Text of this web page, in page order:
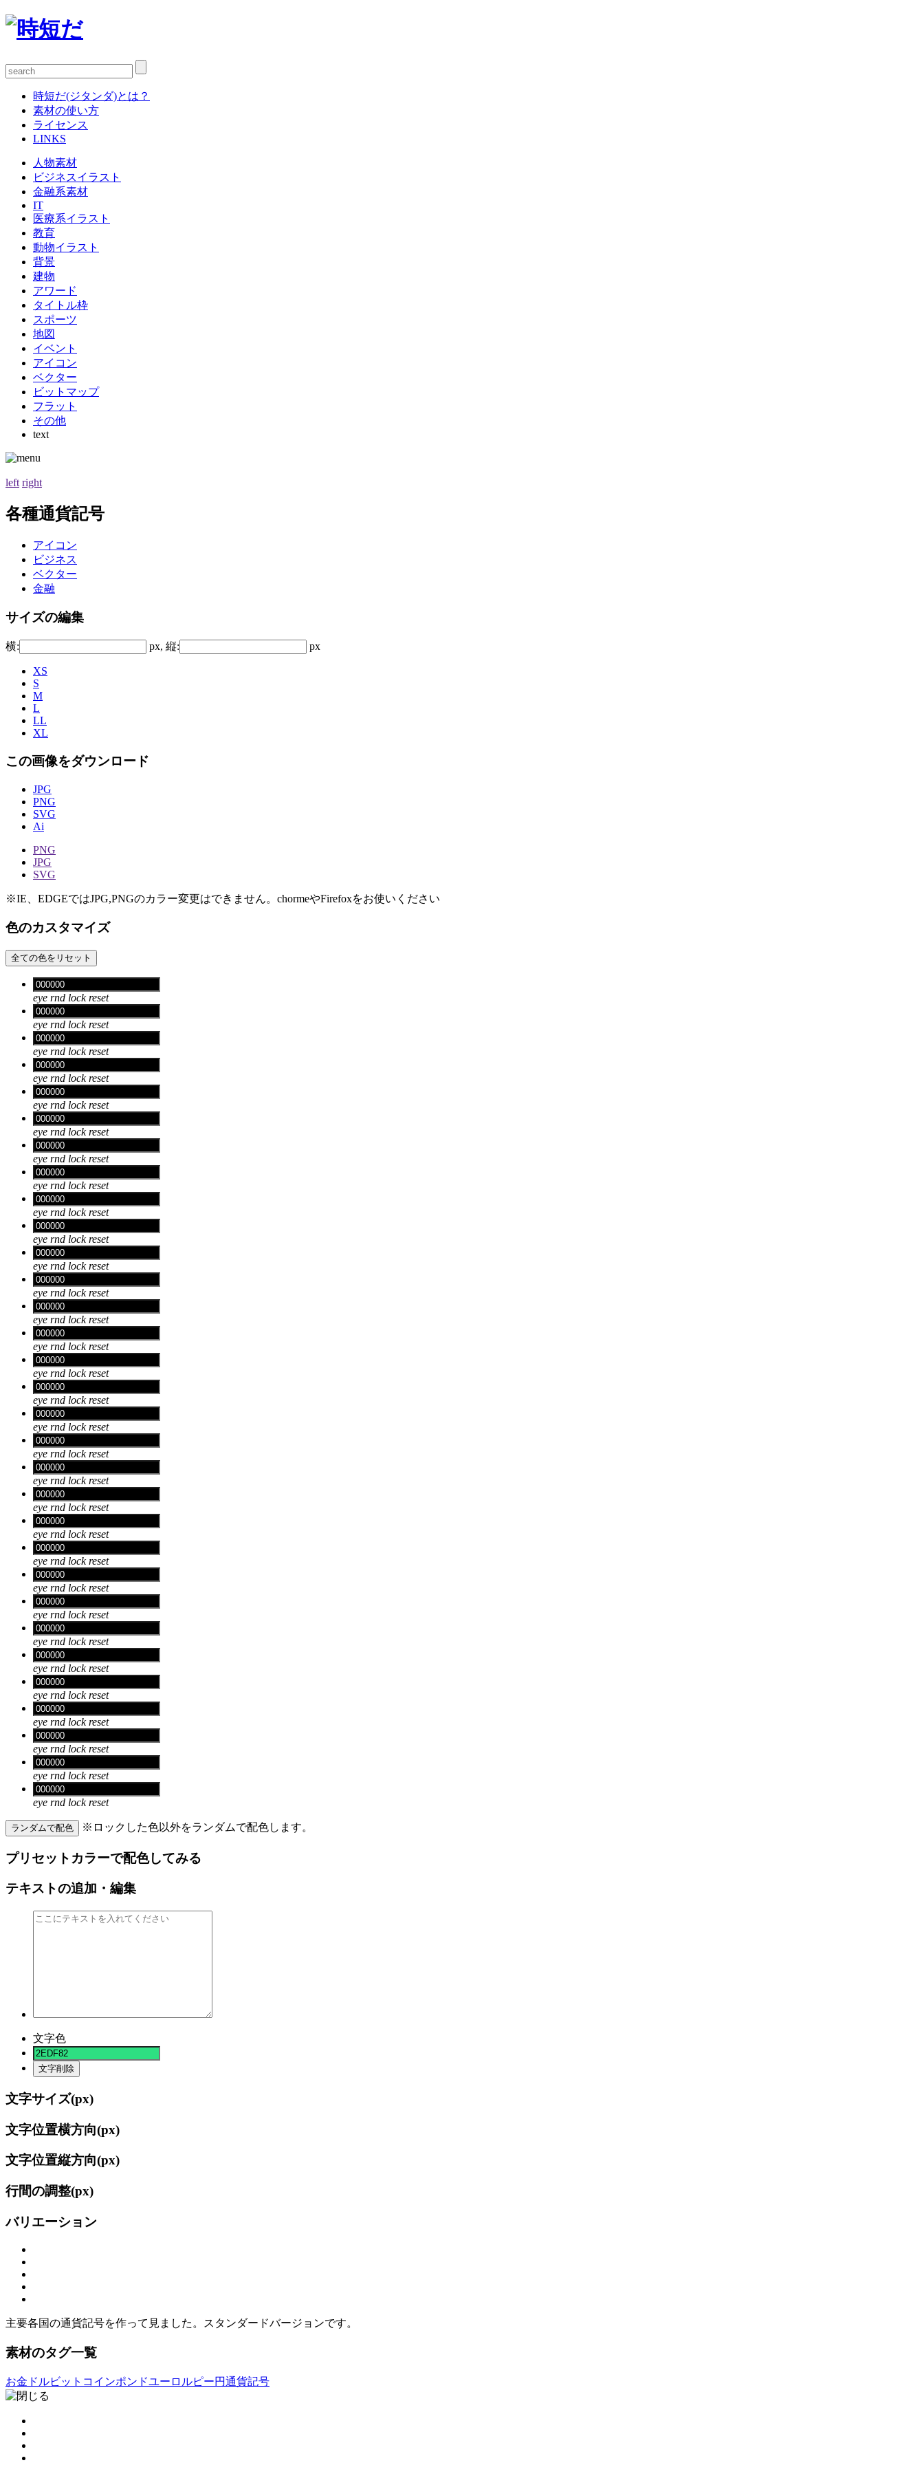
時短だ(ジタンダ)とは？
素材の使い方
ライセンス
LINKS
人物素材
ビジネスイラスト
金融系素材
IT
医療系イラスト
教育
動物イラスト
背景
建物
アワード
タイトル枠
スポーツ
地図
イベント
アイコン
ベクター
ビットマップ
フラット
その他
text
left right
各種通貨記号
アイコン
ビジネス
ベクター
金融
サイズの編集
横: px, 縦: px
XS
S
M
L
LL
XL
この画像をダウンロード
JPG
PNG
SVG
Ai
PNG
JPG
SVG
※IE、EDGEではJPG,PNGのカラー変更はできません。chormeやFirefoxをお使いください
色のカスタマイズ
全ての色をリセット
eye rnd lock reset
eye rnd lock reset
eye rnd lock reset
eye rnd lock reset
eye rnd lock reset
eye rnd lock reset
eye rnd lock reset
eye rnd lock reset
eye rnd lock reset
eye rnd lock reset
eye rnd lock reset
eye rnd lock reset
eye rnd lock reset
eye rnd lock reset
eye rnd lock reset
eye rnd lock reset
eye rnd lock reset
eye rnd lock reset
eye rnd lock reset
eye rnd lock reset
eye rnd lock reset
eye rnd lock reset
eye rnd lock reset
eye rnd lock reset
eye rnd lock reset
eye rnd lock reset
eye rnd lock reset
eye rnd lock reset
eye rnd lock reset
eye rnd lock reset
eye rnd lock reset
ランダムで配色 ※ロックした色以外をランダムで配色します。
プリセットカラーで配色してみる
テキストの追加・編集
文字色
文字削除
文字サイズ(px)
文字位置横方向(px)
文字位置縦方向(px)
行間の調整(px)
バリエーション
主要各国の通貨記号を作って見ました。スタンダードバージョンです。
素材のタグ一覧
お金 ドルビットコインポンドユーロ ルピー円通貨記号